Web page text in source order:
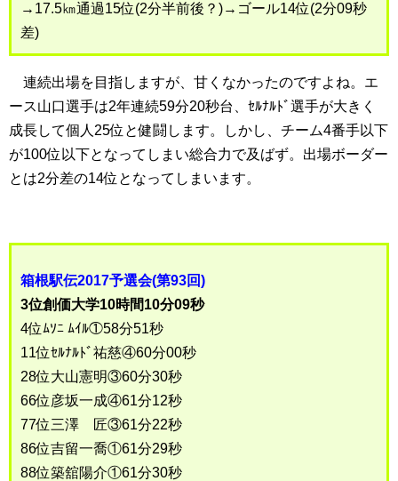
→17.5㎞通過15位(2分半前後？)→ゴール14位(2分09秒
差)
連続出場を目指しますが、甘くなかったのですよね。エ
ース山口選手は2年連続59分20秒台、ｾﾙﾅﾙﾄﾞ選手が大きく
成長して個人25位と健闘します。しかし、チーム4番手以下
が100位以下となってしまい総合力で及ばず。出場ボーダー
とは2分差の14位となってしまいます。
箱根駅伝2017予選会(第93回)
3位創価大学10時間10分09秒
4位ﾑｿﾆ ﾑｲﾙ①58分51秒
11位ｾﾙﾅﾙﾄﾞ祐慈④60分00秒
28位大山憲明③60分30秒
66位彦坂一成④61分12秒
77位三澤 匠③61分22秒
86位吉留一喬①61分29秒
88位築舘陽介①61分30秒